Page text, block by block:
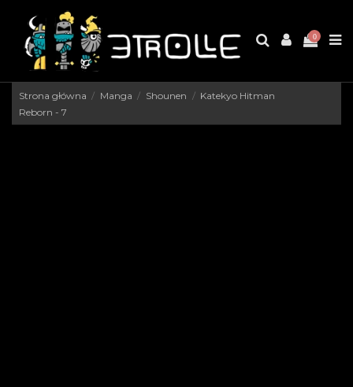
0
Strona główna Manga Shounen
Katekyo Hitman
Reborn - 7